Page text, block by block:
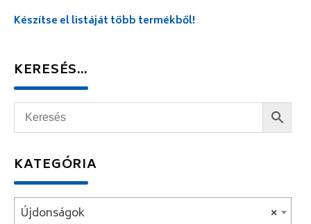
Készítse el listáját több termékből!
KERESÉS…
KATEGÓRIA
×
Újdonságok